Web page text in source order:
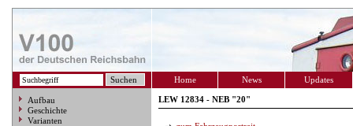
Home News Updates
Aufbau
Geschichte
Varianten
LEW 12834 - NEB "20"